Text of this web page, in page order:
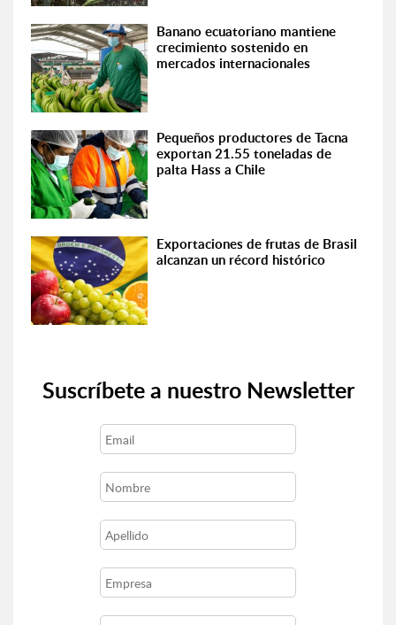
Banano ecuatoriano mantiene
crecimiento sostenido en
mercados internacionales
Pequeños productores de Tacna
exportan 21.55 toneladas de
palta Hass a Chile
Exportaciones de frutas de Brasil
alcanzan un récord histórico
Suscríbete a nuestro Newsletter